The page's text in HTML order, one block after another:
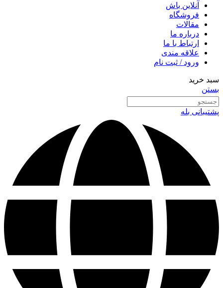
آنلاین باش
فروشگاه
مقالات
درباره ما
ارتباط با ما
علاقه مندی
ورود / ثبت نام
سبد خرید
بستن
پشتیبانی بله